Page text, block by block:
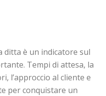
ditta è un indicatore sul
Tempi di attesa, la
l’approccio al cliente e
per conquistare un